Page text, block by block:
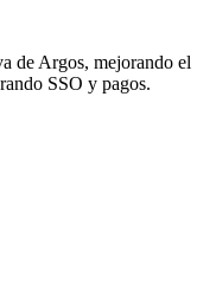
de Argos, mejorando el
SSO y pagos.